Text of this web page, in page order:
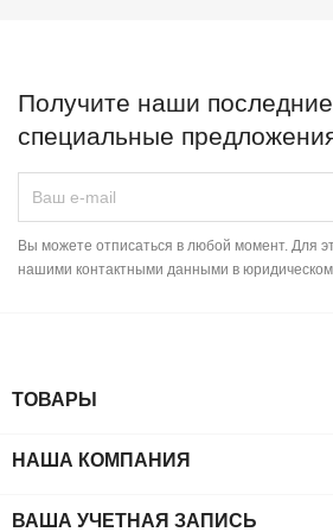
Получите наши
специальные
Вы можете отписаться в любой момент. Для
нашими контактными данными в
ТОВАРЫ
НАША КОМПАНИЯ
ВАША УЧЕТНАЯ ЗАПИСЬ